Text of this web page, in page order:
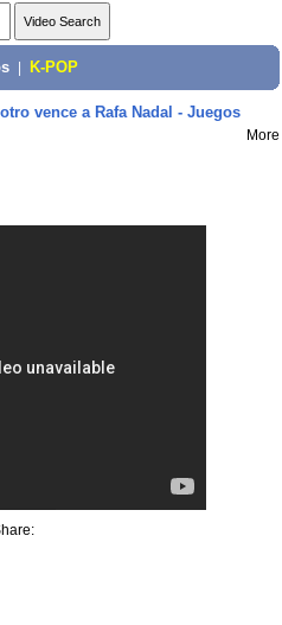
K-POP
vence a Rafa Nadal - Juegos
More